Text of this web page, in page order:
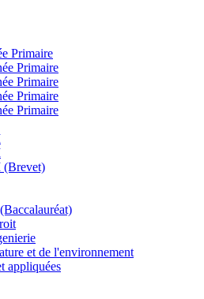
Primaire
Primaire
Primaire
Primaire
Primaire
(Brevet)
et de l'environnement
appliquées